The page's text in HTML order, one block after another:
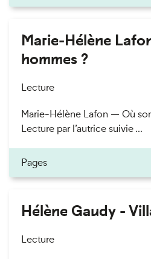
Marie-Hélène
hommes ?
Lecture
Marie-Hélène Lafon — Où
Lecture par l’autrice suivie ...
Pages
Hélène Gaudy -
Lecture